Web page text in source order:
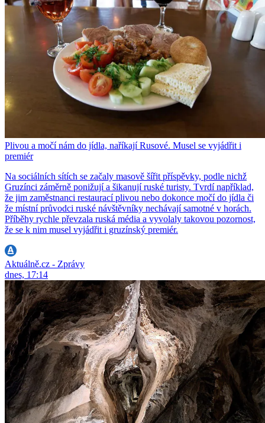
Plivou a močí nám do jídla, naříkají Rusové. Musel se vyjádřit i
premiér
Na sociálních sítích se začaly masově šířit příspěvky, podle nichž
Gruzínci záměrně ponižují a šikanují ruské turisty. Tvrdí například,
že jim zaměstnanci restaurací plivou nebo dokonce močí do jídla či
že místní průvodci ruské návštěvníky nechávají samotné v horách.
Příběhy rychle převzala ruská média a vyvolaly takovou pozornost,
že se k nim musel vyjádřit i gruzínský premiér.
Aktuálně.cz - Zprávy
dnes, 17:14